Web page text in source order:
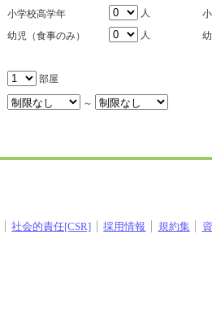
小学校高学年
人
幼児（食事のみ）
人
部屋
～
社会的責任[CSR] 採用情報 規約集